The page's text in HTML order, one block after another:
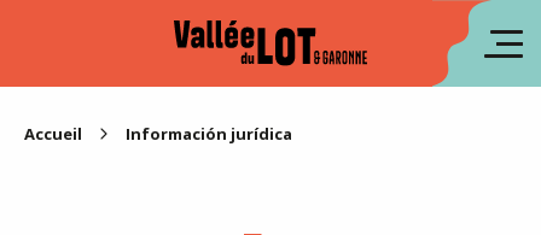
Accueil Información jurídica